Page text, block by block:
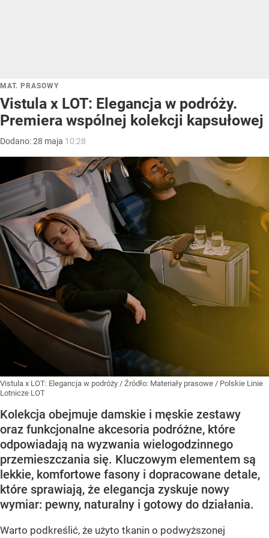
MAT. PRASOWY
Vistula x LOT: Elegancja w podróży.
Premiera wspólnej kolekcji kapsułowej
Dodano:28 maja 10:28
Vistula x LOT: Elegancja w podróży / Źródło: Materiały prasowe / Polskie Linie
Lotnicze LOT
Kolekcja obejmuje damskie i męskie zestawy
oraz funkcjonalne akcesoria podróżne, które
odpowiadają na wyzwania wielogodzinnego
przemieszczania się. Kluczowym elementem są
lekkie, komfortowe fasony i dopracowane detale,
które sprawiają, że elegancja zyskuje nowy
wymiar: pewny, naturalny i gotowy do działania.
Warto podkreślić, że użyto tkanin o podwyższonej